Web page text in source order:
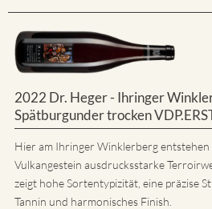
2022 Dr. Heger - Ihringer
Spätburgunder trocken
Hier am Ihringer Winklerberg
Vulkangestein ausdrucksstarke
zeigt hohe Sortentypizität, eine präzise
Tannin und harmonisches Finish.